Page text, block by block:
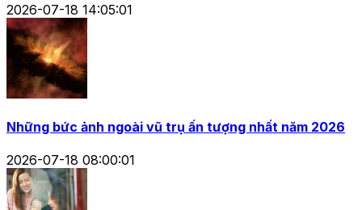
2026-07-18 14:05:01
Những bức ảnh ngoài vũ trụ ấn tượng nhất năm 2026
2026-07-18 08:00:01